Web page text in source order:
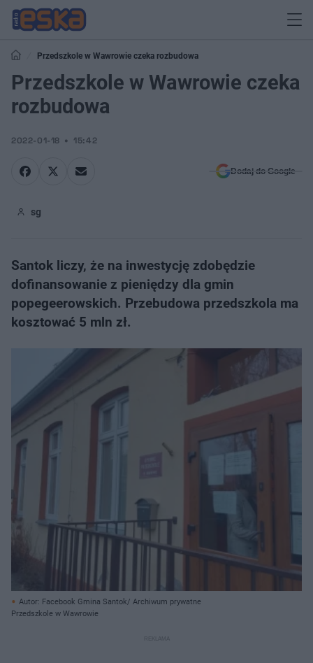
Przedszkole w Wawrowie czeka rozbudowa
Przedszkole w Wawrowie czeka
rozbudowa
2022-01-18 15:42
Dodaj do Google
sg
Santok liczy, że na inwestycję zdobędzie
dofinansowanie z pieniędzy dla gmin
popegeerowskich. Przebudowa przedszkola ma
kosztować 5 mln zł.
Autor: Facebook Gmina Santok/ Archiwum prywatne
Przedszkole w Wawrowie